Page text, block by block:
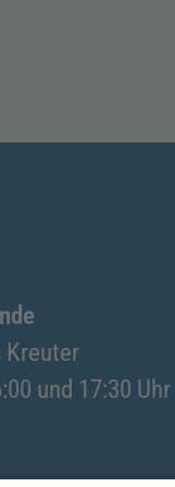
Kreuter
und 17:30 Uhr